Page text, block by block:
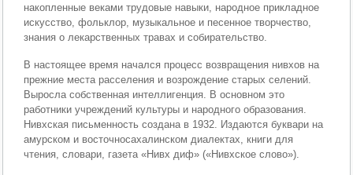
накопленные веками трудовые навыки, народное прикладное
искусство, фольклор, музыкальное и песенное творчество,
знания о лекарственных травах и собирательство.
В настоящее время начался процесс возвращения нивхов на
прежние места расселения и возрождение старых селений.
Выросла собственная интеллигенция. В основном это
работники учреждений культуры и народного образования.
Нивхская письменность создана в 1932. Издаются буквари на
амурском и восточносахалинском диалектах, книги для
чтения, словари, газета «Нивх диф» («Нивхское слово»).